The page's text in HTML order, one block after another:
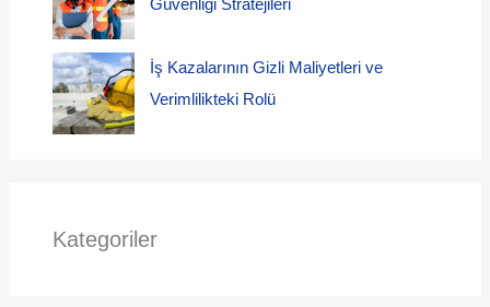
Güvenliği Stratejileri
İş Kazalarının Gizli Maliyetleri ve
Verimlilikteki Rolü
Kategoriler